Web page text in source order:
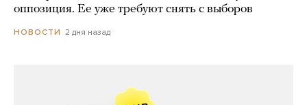
оппозиция. Ее уже требуют снять с выборов
НОВОСТИ 2 дня назад